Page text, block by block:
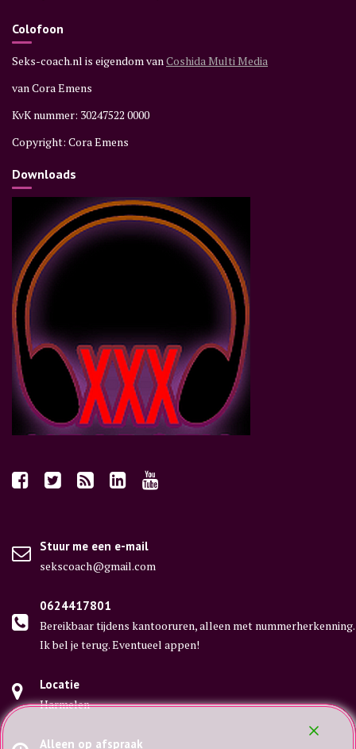
Colofoon
Seks-coach.nl is eigendom vanCoshida Multi Media
van Cora Emens
KvK nummer: 30247522 0000
Copyright: Cora Emens
Downloads
Stuur me een e-mail
sekscoach@gmail.com
0624417801
Bereikbaar tijdens kantooruren, alleen met nummerherkenning.
Ik bel je terug. Eventueel appen!
Locatie
Harmelen
Alleen op afspraak